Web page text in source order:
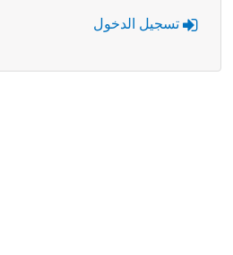
تسجيل الدخول